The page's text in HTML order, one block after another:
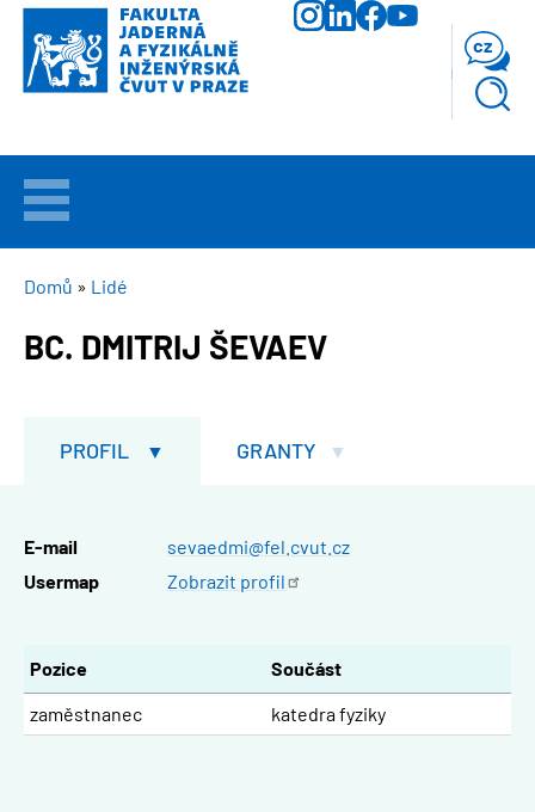
Přejít
hlavnímu
obsahu
VÍTEJTE
UCHAZEČI
STUDIUM
VÝZKUM
cz
DROBEČKOVÁ
Domů Lidé
BC. DMITRIJ ŠEVAEV
PROFIL GRANTY
E-mail
sevaedmi@fel.cvut.cz
Usermap
Zobrazit profil
Pozice
Součást
zaměstnanec
katedra fyziky